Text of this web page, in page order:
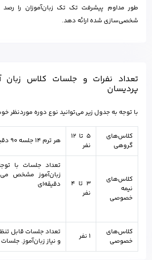
طور مداوم پیشرفت تک تک زبان‌آموزان را رصد
شخصی‌سازی شده ارائه دهد.
تعداد نفرات و جلسات کلاس زبان
پردیسان
با توجه به جدول زیر می‌توانید نوع دوره موردنظر
کلاس‌های
گروهی
5 تا ۱۲
نفر
هر ترم 14 جلسه ۹۰ دقیقه‌ای
کلاس‌های
نیمه
خصوصی
۳ تا 4
نفر
تعداد جلسات با
دقیقه‌ای
کلاس‌های
خصوصی
۱ نفر
تعداد جلسات قابل
و نیاز زبان‌آموز. جلسات 90 دقیقه‌ای